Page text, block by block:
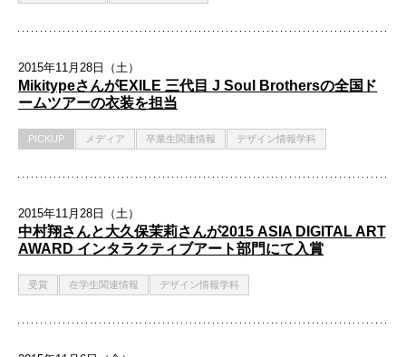
2015年11月28日（土）
MikitypeさんがEXILE 三代目 J Soul Brothersの全国ド
ームツアーの衣装を担当
PICKUP メディア 卒業生関連情報 デザイン情報学科
2015年11月28日（土）
中村翔さんと大久保茉莉さんが2015 ASIA DIGITAL ART
AWARD インタラクティブアート部門にて入賞
受賞 在学生関連情報 デザイン情報学科